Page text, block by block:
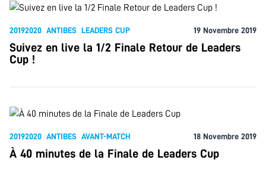
20192020 ANTIBES LEADERS CUP 19 Novembre 2019
Suivez en live la 1/2 Finale Retour de Leaders
Cup !
20192020 ANTIBES AVANT-MATCH 18 Novembre 2019
À 40 minutes de la Finale de Leaders Cup